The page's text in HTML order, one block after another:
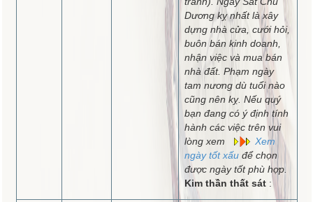
Dương kỵ nhất là xây
dựng nhà cửa, cưới hỏi,
buôn bán kinh doanh,
nhận việc và mua bán
nhà đất. Phạm ngày
tam nương dù tuổi nào
cũng nên kỵ. Nếu quý
bạn đang có ý định tính
hành các việc trên vui
lòng xem
Xem
ngày tốt xấuđể chọn
được ngày tốt phù hợp.
Kim thần thất sát: